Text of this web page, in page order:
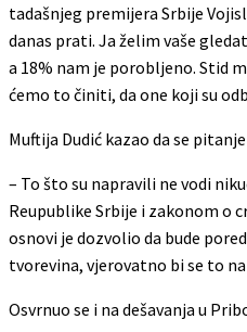
tadašnjeg premijera Srbije
danas prati. Ja želim vaše
a 18% nam je porobljeno. Stid
ćemo to činiti, da one koji su
Muftija Dudić kazao da se
– To što su napravili ne vodi
Reupublike Srbije i zakonom o
osnovi je dozvolio da bude
tvorevina, vjerovatno bi se to
Osvrnuo se i na dešavanja u